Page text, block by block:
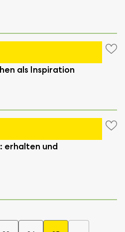
als Inspiration
erhalten und